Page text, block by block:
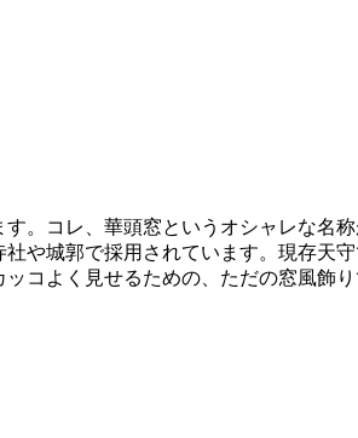
。コレ、華頭窓というオシャレな名
や城郭で採用されています。現存天
よく見せるための、ただの窓風飾り